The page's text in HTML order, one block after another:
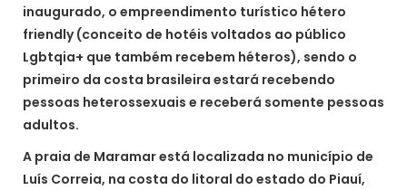
inaugurado, o empreendimento turístico hétero
friendly (conceito de hotéis voltados ao público
Lgbtqia+ que também recebem héteros), sendo o
primeiro da costa brasileira estará recebendo
pessoas heterossexuais e receberá somente pessoas
adultos.
A praia de Maramar está localizada no município de
Luís Correia, na costa do litoral do estado do Piauí,